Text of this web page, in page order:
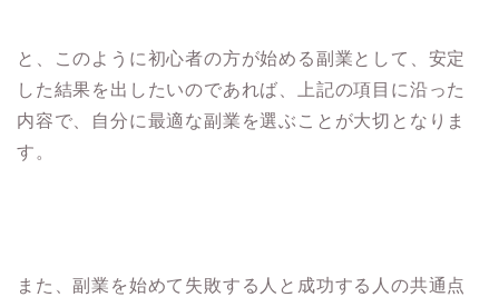
と、このように初心者の方が始める副業として、安定
した結果を出したいのであれば、上記の項目に沿った
内容で、自分に最適な副業を選ぶことが大切となりま
す。
また、副業を始めて失敗する人と成功する人の共通点